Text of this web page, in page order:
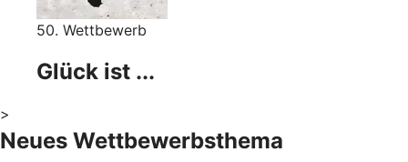
50. Wettbewerb
Glück ist ...
>
Neues Wettbewerbsthema